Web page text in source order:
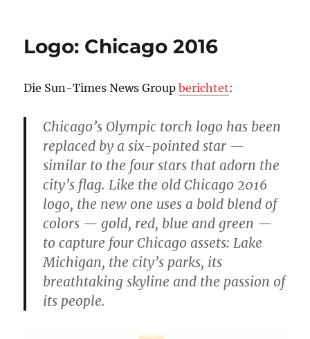
Logo: Chicago 2016
Die Sun-Times News Groupberichtet:
Chicago’s Olympic torch logo has been
replaced by a six-pointed star —
similar to the four stars that adorn the
city’s flag. Like the old Chicago 2016
logo, the new one uses a bold blend of
colors — gold, red, blue and green —
to capture four Chicago assets: Lake
Michigan, the city’s parks, its
breathtaking skyline and the passion of
its people.